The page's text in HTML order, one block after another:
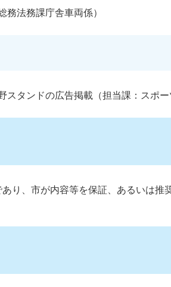
法務課庁舎車両係）
スタンドの広告掲載（担当課：スポ
り、市が内容等を保証、あるいは推